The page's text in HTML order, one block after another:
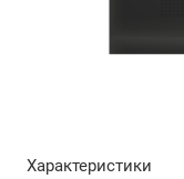
Характеристики